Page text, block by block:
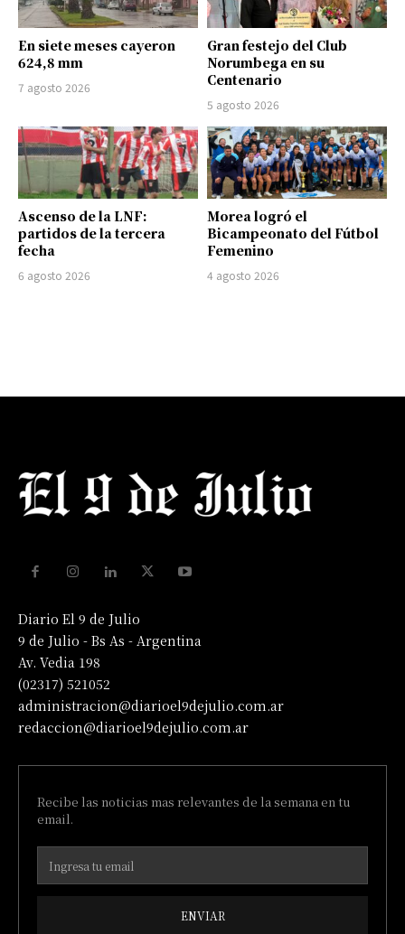
En siete meses cayeron
624,8 mm
7 agosto 2026
Gran festejo del Club
Norumbega en su
Centenario
5 agosto 2026
Ascenso de la LNF:
partidos de la tercera
fecha
6 agosto 2026
Morea logró el
Bicampeonato del Fútbol
Femenino
4 agosto 2026
Diario El 9 de Julio
9 de Julio - Bs As - Argentina
Av. Vedia 198
(02317) 521052
administracion@diarioel9dejulio.com.ar
redaccion@diarioel9dejulio.com.ar
Recibe las noticias mas relevantes de la semana en tu
email.
ENVIAR